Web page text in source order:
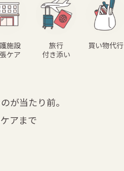
施設
ケア
旅行
付き添い
買い物代行
が当たり前。
アまで